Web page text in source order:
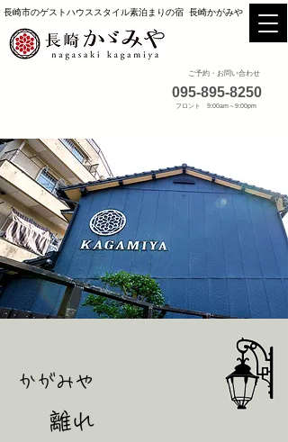
長崎市のゲストハウススタイル素泊まりの宿 長崎かがみや
ご予約・お問い合わせ
095-895-8250
フロント 9:00am～9:00pm
​​離れ
かがみや